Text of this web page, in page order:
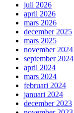
juli 2026
april 2026
mars 2026
december 2025
mars 2025
november 2024
september 2024
april 2024
mars 2024
februari 2024
januari 2024
december 2023